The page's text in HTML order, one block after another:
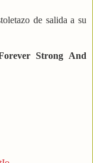
de salida a su
Strong And